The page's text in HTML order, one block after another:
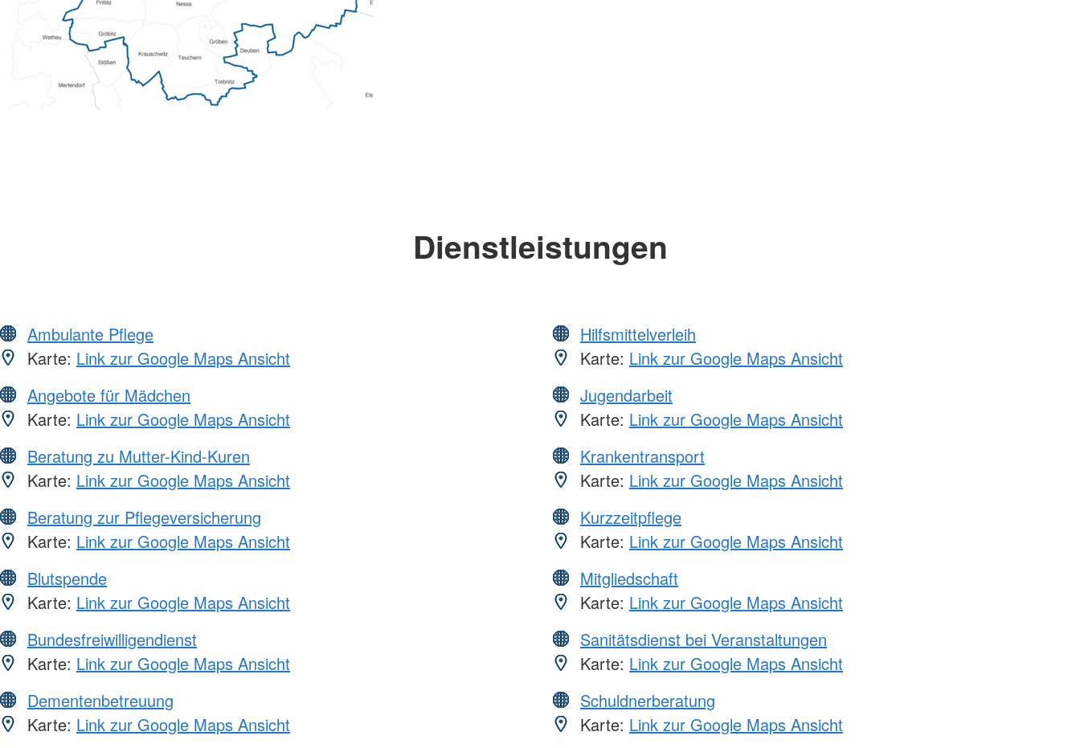
Dienstleistungen
Ambulante Pflege
Karte: Link zur Google Maps Ansicht
Angebote für Mädchen
Karte: Link zur Google Maps Ansicht
Beratung zu Mutter-Kind-Kuren
Karte: Link zur Google Maps Ansicht
Beratung zur Pflegeversicherung
Karte: Link zur Google Maps Ansicht
Blutspende
Karte: Link zur Google Maps Ansicht
Bundesfreiwilligendienst
Karte: Link zur Google Maps Ansicht
Dementenbetreuung
Karte: Link zur Google Maps Ansicht
Hilfsmittelverleih
Karte: Link zur Google Maps Ansicht
Jugendarbeit
Karte: Link zur Google Maps Ansicht
Krankentransport
Karte: Link zur Google Maps Ansicht
Kurzzeitpflege
Karte: Link zur Google Maps Ansicht
Mitgliedschaft
Karte: Link zur Google Maps Ansicht
Sanitätsdienst bei Veranstaltungen
Karte: Link zur Google Maps Ansicht
Schuldnerberatung
Karte: Link zur Google Maps Ansicht